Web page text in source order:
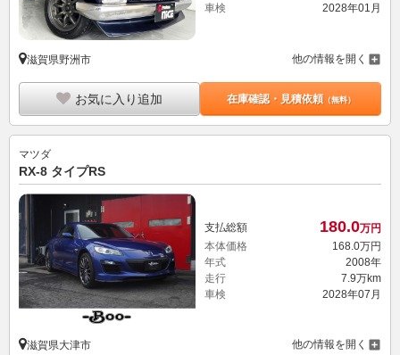
車検
2028年01月
滋賀県野洲市 他の情報を開く
お気に入り追加 在庫確認・見積依頼（無料）
マツダ
RX-8 タイプRS
支払総額 180.0万円
本体価格
168. 0万円
年式
2008年
走行
7.9万km
車検
2028年07月
滋賀県大津市 他の情報を開く